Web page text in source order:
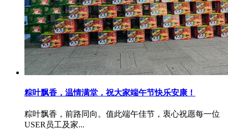
粽叶飘香，温情满堂，祝大家端午节快乐安康！
粽叶飘香，前路同向。值此端午佳节，衷心祝愿每一位
USER员工及家...